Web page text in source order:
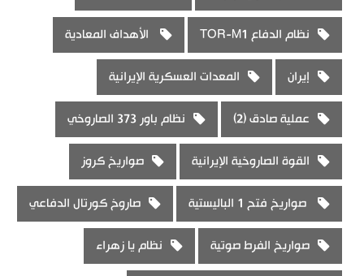
نظام الدفاع TOR-M1 الأهداف المعادية
إيران المعدات العسكرية الإيرانية
عملية صادق (2) نظام باور 373 الصاروخي
القوة الصاروخية الإيرانية صواريخ كروز
صواريخ فتح 1 الباليستية صاروخ كورتال الدفاعي
صواريخ الفرط صوتية نظام يا زهراء